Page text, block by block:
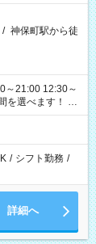
/ 神保町駅から徒
～21:00 12:30～
/ シフト勤務 /
詳細へ